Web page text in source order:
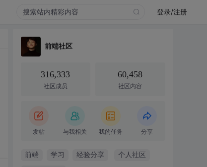
登录/注册
前端社区
316,333
社区成员
60,458
社区内容
发帖 与我相关 我的任务 分享
前端 学习 经验分享 个人社区